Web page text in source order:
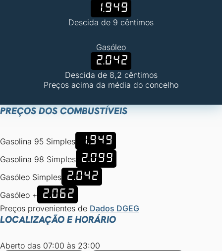
1.949
Descida de 9 cêntimos
Gasóleo
2.042
Descida de 8,2 cêntimos
Preços acima da média do concelho
PREÇOS DOS COMBUSTÍVEIS
Gasolina 95 Simples 1.949
Gasolina 98 Simples 2.099
Gasóleo Simples 2.042
Gasóleo + 2.062
Preços provenientes de Dados DGEG
LOCALIZAÇÃO E HORÁRIO
Aberto das 07:00 às 23:00